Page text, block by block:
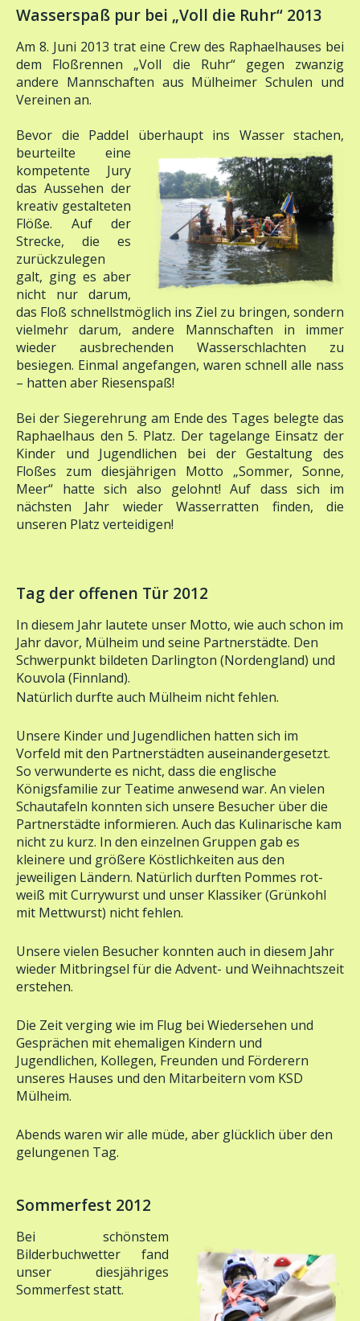
dem Floßrennen „Voll die Ruhr“ gegen zwanzig
andere Mannschaften aus Mülheimer Schulen und
Vereinen an.
beurteilte eine
kompetente Jury
das Aussehen der
kreativ gestalteten
Flöße. Auf der
Strecke, die es
zurückzulegen
galt, ging es aber
nicht nur darum,
das Floß schnellstmöglich ins Ziel zu bringen, sondern
vielmehr darum, andere Mannschaften in immer
wieder ausbrechenden Wasserschlachten zu
besiegen. Einmal angefangen, waren schnell alle nass
– hatten aber Riesenspaß!
Raphaelhaus den 5. Platz. Der tagelange Einsatz der
Kinder und Jugendlichen bei der Gestaltung des
Floßes zum diesjährigen Motto „Sommer, Sonne,
Meer“ hatte sich also gelohnt! Auf dass sich im
nächsten Jahr wieder Wasserratten finden, die
unseren Platz verteidigen!
Jahr davor, Mülheim und seine Partnerstädte. Den
Schwerpunkt bildeten Darlington (Nordengland) und
Kouvola (Finnland).
Natürlich durfte auch Mülheim nicht fehlen.
Vorfeld mit den Partnerstädten auseinandergesetzt.
So verwunderte es nicht, dass die englische
Königsfamilie zur Teatime anwesend war. An vielen
Schautafeln konnten sich unsere Besucher über die
Partnerstädte informieren. Auch das Kulinarische kam
nicht zu kurz. In den einzelnen Gruppen gab es
kleinere und größere Köstlichkeiten aus den
jeweiligen Ländern. Natürlich durften Pommes rot-
weiß mit Currywurst und unser Klassiker (Grünkohl
mit Mettwurst) nicht fehlen.
wieder Mitbringsel für die Advent- und Weihnachtszeit
erstehen.
Gesprächen mit ehemaligen Kindern und
Jugendlichen, Kollegen, Freunden und Förderern
unseres Hauses und den Mitarbeitern vom KSD
Mülheim.
gelungenen Tag.
Bilderbuchwetter fand
unser diesjähriges
Sommerfest statt.